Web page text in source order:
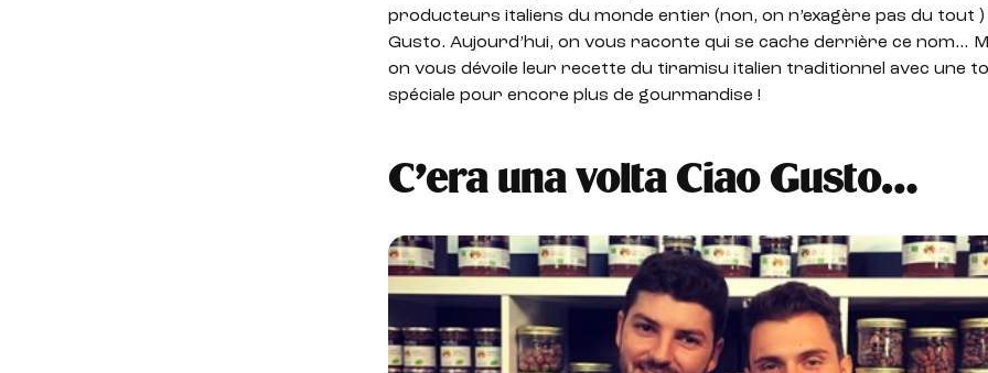
producteurs italiens du monde entier (non, on n’exagère pas du tout )
Gusto. Aujourd’hui, on vous raconte qui se cache derrière ce nom…
on vous dévoile leur recette du tiramisu italien traditionnel avec une
spéciale pour encore plus de gourmandise !
C’era una volta Ciao Gusto…